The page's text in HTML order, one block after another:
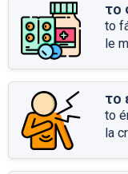
το
to
le
το
to
la